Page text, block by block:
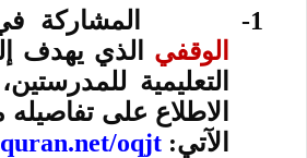
1-
المشاركة
الوقفي
الذي يهدف
التعليمية
الاطلاع على
الآتي: oqjt